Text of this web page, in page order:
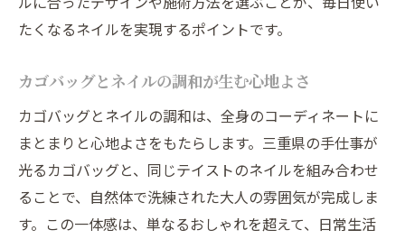
たくなるネイルを実現するポイントです。
カゴバッグとネイルの調和が生む心地よさ
カゴバッグとネイルの調和は、全身のコーディネートに
まとまりと心地よさをもたらします。三重県の手仕事が
光るカゴバッグと、同じテイストのネイルを組み合わせ
ることで、自然体で洗練された大人の雰囲気が完成しま
す。この一体感は、単なるおしゃれを超えて、日常生活